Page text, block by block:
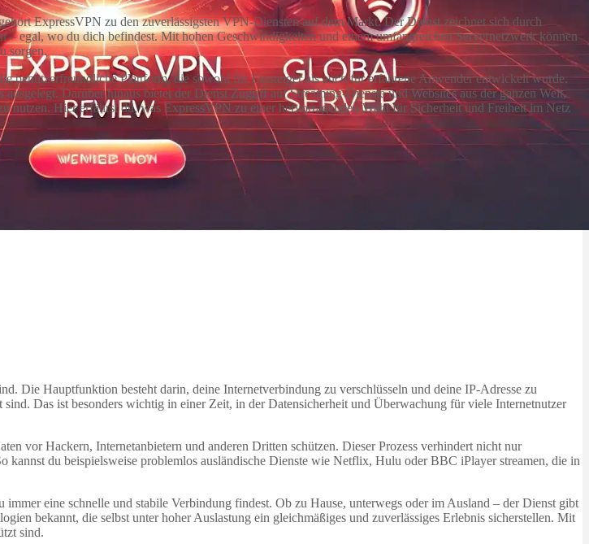
ExpressVPN zu den zuverlässigsten VPN-Diensten auf dem Markt. Der Dienst zeichnet sich durch
egal, wo du dich befindest. Mit hohen Geschwindigkeiten und einem umfangreichen Servernetzwerk können
sorgen.
Plattform, die sowohl für Einsteiger als auch für erfahrene Anwender entwickelt wurde.
Darüber hinaus bietet der Dienst Zugriff auf Streaming-Dienste und Websites aus der ganzen Welt,
nutzen. Hier erfährst du, was ExpressVPN zu einer hervorragenden Wahl für Sicherheit und Freiheit im Netz
Die Hauptfunktion besteht darin, deine Internetverbindung zu verschlüsseln und deine IP-Adresse zu
Das ist besonders wichtig in einer Zeit, in der Datensicherheit und Überwachung für viele Internetnutzer
vor Hackern, Internetanbietern und anderen Dritten schützen. Dieser Prozess verhindert nicht nur
du beispielsweise problemlos ausländische Dienste wie Netflix, Hulu oder BBC iPlayer streamen, die in
eine schnelle und stabile Verbindung findest. Ob zu Hause, unterwegs oder im Ausland – der Dienst gibt
bekannt, die selbst unter hoher Auslastung ein gleichmäßiges und zuverlässiges Erlebnis sicherstellen. Mit
sind.